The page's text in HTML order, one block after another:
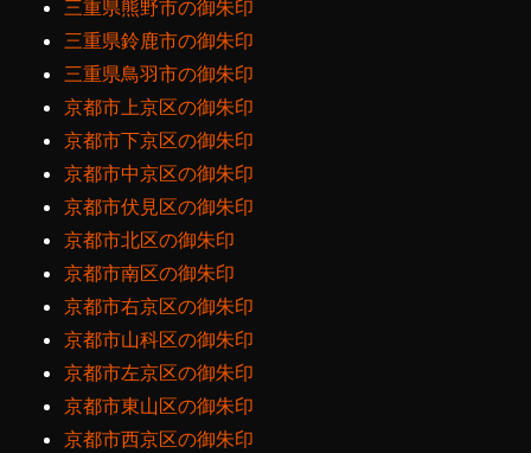
三重県熊野市の御朱印
三重県鈴鹿市の御朱印
三重県鳥羽市の御朱印
京都市上京区の御朱印
京都市下京区の御朱印
京都市中京区の御朱印
京都市伏見区の御朱印
京都市北区の御朱印
京都市南区の御朱印
京都市右京区の御朱印
京都市山科区の御朱印
京都市左京区の御朱印
京都市東山区の御朱印
京都市西京区の御朱印